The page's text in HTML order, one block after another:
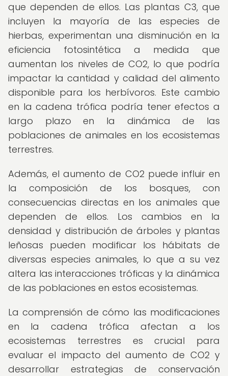
que dependen de ellos. Las plantas C3, que
incluyen la mayoría de las especies de
hierbas, experimentan una disminución en la
eficiencia fotosintética a medida que
aumentan los niveles de CO2, lo que podría
impactar la cantidad y calidad del alimento
disponible para los herbívoros. Este cambio
en la cadena trófica podría tener efectos a
largo plazo en la dinámica de las
poblaciones de animales en los ecosistemas
terrestres.
Además, el aumento de CO2 puede influir en
la composición de los bosques, con
consecuencias directas en los animales que
dependen de ellos. Los cambios en la
densidad y distribución de árboles y plantas
leñosas pueden modificar los hábitats de
diversas especies animales, lo que a su vez
altera las interacciones tróficas y la dinámica
de las poblaciones en estos ecosistemas.
La comprensión de cómo las modificaciones
en la cadena trófica afectan a los
ecosistemas terrestres es crucial para
evaluar el impacto del aumento de CO2 y
desarrollar estrategias de conservación